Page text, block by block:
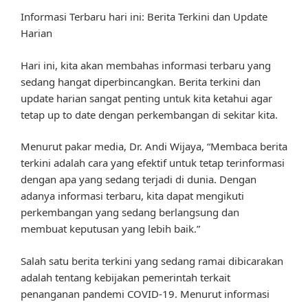
Informasi Terbaru hari ini: Berita Terkini dan Update
Harian
Hari ini, kita akan membahas informasi terbaru yang
sedang hangat diperbincangkan. Berita terkini dan
update harian sangat penting untuk kita ketahui agar
tetap up to date dengan perkembangan di sekitar kita.
Menurut pakar media, Dr. Andi Wijaya, “Membaca berita
terkini adalah cara yang efektif untuk tetap terinformasi
dengan apa yang sedang terjadi di dunia. Dengan
adanya informasi terbaru, kita dapat mengikuti
perkembangan yang sedang berlangsung dan
membuat keputusan yang lebih baik.”
Salah satu berita terkini yang sedang ramai dibicarakan
adalah tentang kebijakan pemerintah terkait
penanganan pandemi COVID-19. Menurut informasi